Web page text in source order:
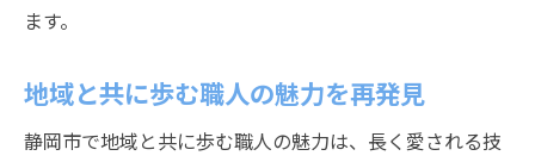
ます。
地域と共に歩む職人の魅力を再発見
静岡市で地域と共に歩む職人の魅力は、長く愛される技